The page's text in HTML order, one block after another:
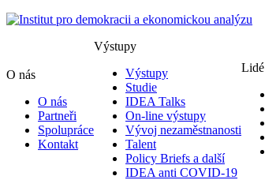
O nás
O nás
Partneři
Spolupráce
Kontakt
Výstupy
Výstupy
Studie
IDEA Talks
On-line výstupy
Vývoj nezaměstnanosti
Talent
Policy Briefs a další
IDEA anti COVID-19
Lidé